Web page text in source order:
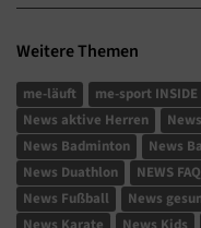
Weitere Themen
me-läuft me-sport INSIDE
News aktive Herren
News Badminton
News
News Duathlon
NEWS
News Fußball
News